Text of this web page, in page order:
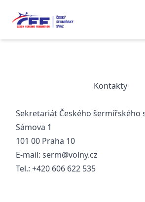
Český šermířský svaz
Kontakty
Sekretariát Českého šermířského
Sámova 1
101 00 Praha 10
E-mail: serm@volny.cz
Tel.: +420 606 622 535